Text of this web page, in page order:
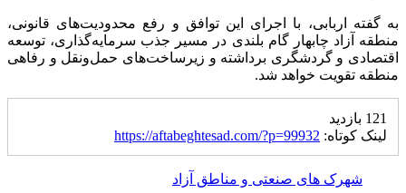
به گفته اربابی، با اجرای این توافق و رفع محدودیت‌های قانونی،
منطقه آزاد چابهار گام بلندی در مسیر جذب سرمایه‌گذاری، توسعه
اقتصادی و گردشگری برداشته و زیرساخت‌های حمل‌ونقل و رفاهی
منطقه تقویت خواهد شد.
121 بازدید
لینک کوتاه: https://aftabeghtesad.com/?p=99932
شهرک های صنعتی و مناطق آزاد